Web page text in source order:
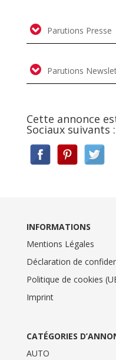
Parutions Presse
Parutions
Cette annonce
Sociaux suivants :
INFORMATIONS
Mentions Légales
Déclaration de
Politique de cookies
Imprint
CATÉGORIES
AUTO